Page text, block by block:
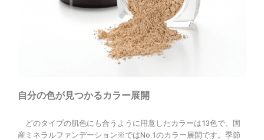
自分の色が見つかるカラー展開
どのタイプの肌色にも合うように用意したカラーは13色で、国
産ミネラルファンデーション※ではNo.1のカラー展開です。季節